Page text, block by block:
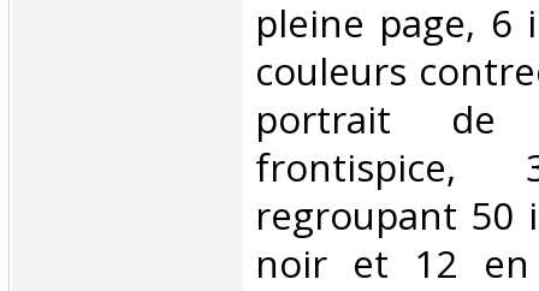
pleine page, 6
couleurs
portrait de
frontispice,
regroupant 50
noir et 12 en